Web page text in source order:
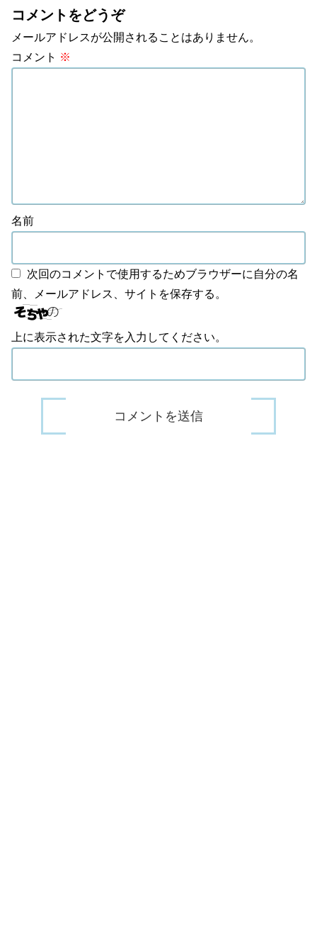
コメントをどうぞ
メールアドレスが公開されることはありません。
コメント ※
名前
次回のコメントで使用するためブラウザーに自分の名
前、メールアドレス、サイトを保存する。
上に表示された文字を入力してください。